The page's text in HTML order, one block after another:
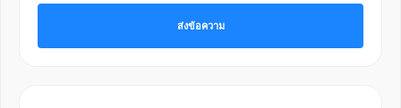
ส่งข้อความ